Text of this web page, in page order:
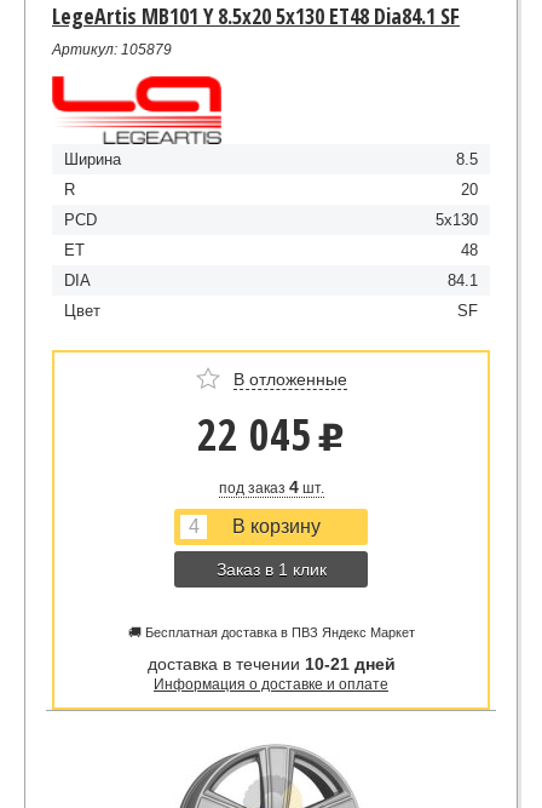
LegeArtis MB101 Y 8.5x20 5x130 ET48 Dia84.1 SF
Артикул: 105879
Ширина
8.5
R
20
PCD
5x130
ET
48
DIA
84.1
Цвет
SF
В отложенные
22 045 u
под заказ 4шт.
Заказ в 1 клик
🚚 Бесплатная доставка в ПВЗ Яндекс Маркет
доставка в течении 10-21 дней
Информация о доставке и оплате